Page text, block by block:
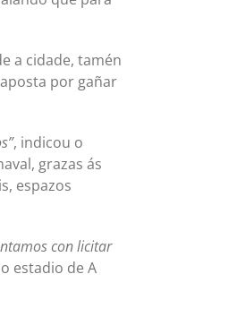
a cidade, tamén
por gañar
, indicou o
grazas ás
espazos
con licitar
estadio de A